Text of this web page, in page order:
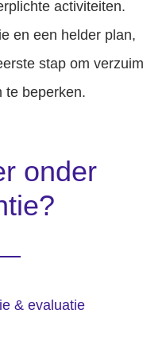
activiteiten.
en een helder plan,
stap om verzuim
te beperken.
onder
& evaluatie